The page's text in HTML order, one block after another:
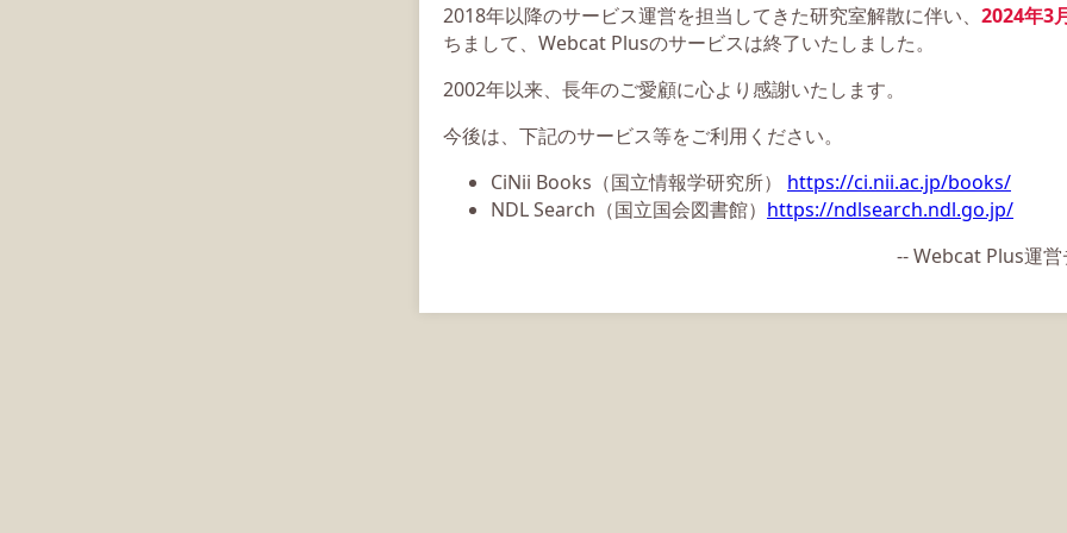
2018年以降のサービス運営を担当してきた研究室解散に伴い、 2024年3
ちまして、Webcat Plusのサービスは終了いたしました。
2002年以来、長年のご愛顧に心より感謝いたします。
今後は、下記のサービス等をご利用ください。
CiNii Books（国立情報学研究所） https://ci.nii.ac.jp/books/
NDL Search（国立国会図書館） https://ndlsearch.ndl.go.jp/
-- Webcat Plus運